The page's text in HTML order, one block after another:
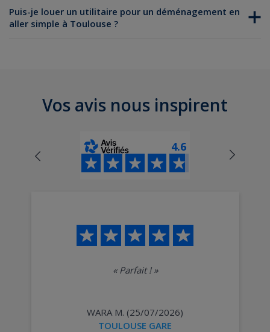
Puis-je louer un utilitaire pour un déménagement en
aller simple à Toulouse ?
Vos avis nous inspirent
4.6
« Parfait !»
WARA M. (25/07/2026)
TOULOUSE GARE